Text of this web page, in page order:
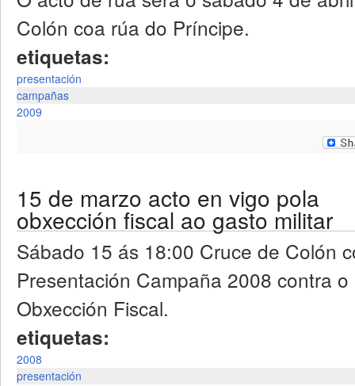
Colón coa rúa do Príncipe.
etiquetas:
presentación
campañas
2009
15 de marzo acto en vigo pola
obxección fiscal ao gasto militar
Sábado 15 ás 18:00 Cruce de Colón
Presentación Campaña 2008 contra
Obxección Fiscal.
etiquetas:
2008
presentación